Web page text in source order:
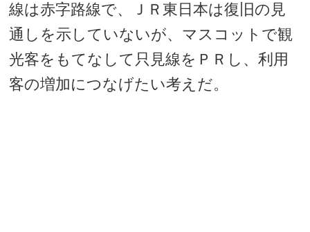
線は赤字路線で、ＪＲ東日本は復旧の見
通しを示していないが、マスコットで観
光客をもてなして只見線をＰＲし、利用
客の増加につなげたい考えだ。